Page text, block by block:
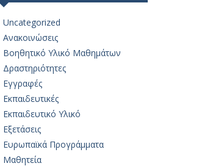
Uncategorized
Ανακοινώσεις
Βοηθητικό Yλικό Mαθημάτων
Δραστηριότητες
Εγγραφές
Εκπαιδευτικές
Εκπαιδευτικό Υλικό
Εξετάσεις
Ευρωπαϊκά Προγράμματα
Μαθητεία